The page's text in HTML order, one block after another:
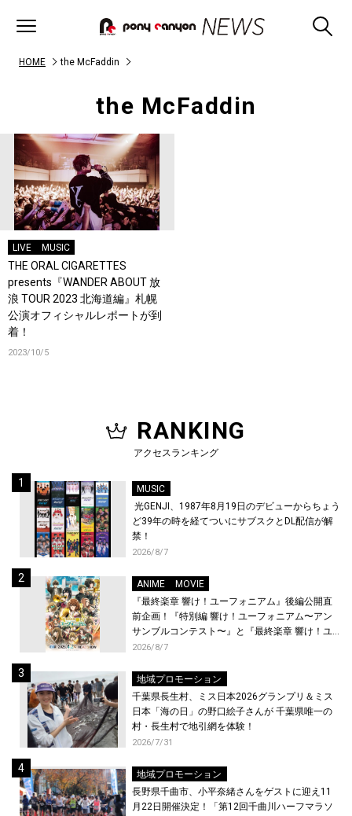
HOME the McFaddin
the McFaddin
LIVE MUSIC
THE ORAL CIGARETTES
presents『WANDER ABOUT 放
浪 TOUR 2023 北海道編』札幌
公演オフィシャルレポートが到
着！
2023/10/5
RANKING
アクセスランキング
MUSIC
光GENJI、1987年8月19日のデビューからちょう
ど39年の時を経てついにサブスクとDL配信が解
禁！
2026/8/7
ANIME
MOVIE
『最終楽章 響け！ユーフォニアム』後編公開直
前企画！『特別編 響け！ユーフォニアム〜アン
サンブルコンテスト〜』と『最終楽章 響け！ユ
ーフォニアム』前編の一挙上映が決定！
2026/8/7
地域プロモーション
千葉県長生村、ミス日本2026グランプリ＆ミス
日本「海の日」の野口絵子さんが 千葉県唯一の
村・長生村で地引網を体験！
2026/7/31
地域プロモーション
長野県千曲市、小平奈緒さんをゲストに迎え11
月22日開催決定！「第12回千曲川ハーフマラソ